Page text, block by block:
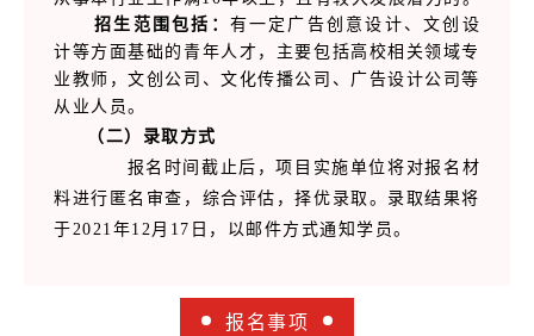
招生范围包括： 有一定广告创意设计、文创设
计等方面基础的青年人才，主要包括高校相关领域专
业教师，文创公司、文化传播公司、广告设计公司等
从业人员。
（二）录取方式
报名时间截止后，项目实施单位将对报名材
料进行匿名审查，综合评估，择优录取。录取结果将
于2021年12月17日，以邮件方式通知学员。
报名事项